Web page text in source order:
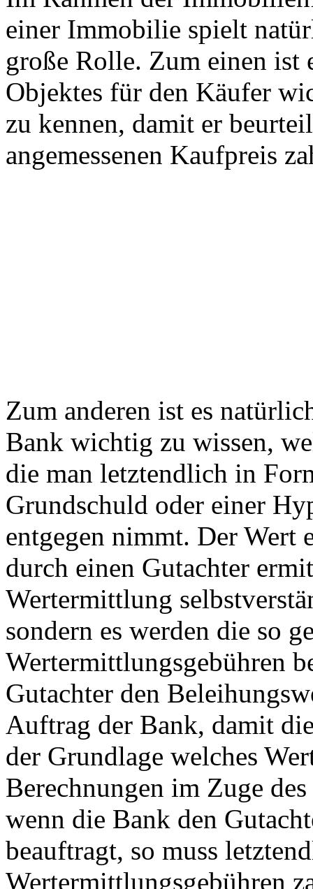
einer Immobilie spielt
große Rolle. Zum einen ist
Objektes für den Käufer
zu kennen, damit er
angemessenen Kaufpreis
Zum anderen ist es
Bank wichtig zu wissen,
die man letztendlich in
Grundschuld oder einer
entgegen nimmt. Der
durch einen Gutachter
Wertermittlung
sondern es werden die so
Wertermittlungsgebühren
Gutachter den
Auftrag der Bank, damit
der Grundlage welches
Berechnungen im Zuge
wenn die Bank den
beauftragt, so muss
Wertermittlungsgebühren